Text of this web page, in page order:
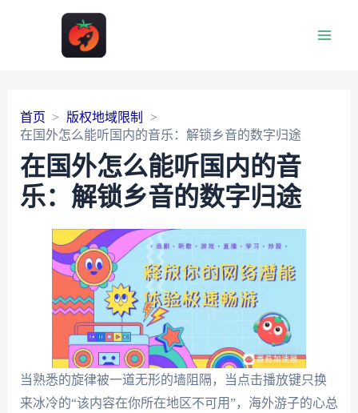
首页
版权地域限制
在国外怎么能听国内的音乐：解锁乡音的数字归途
在国外怎么能听国内的音
乐：解锁乡音的数字归途
当熟悉的旋律被一道无形的墙阻隔，当点击播放键只换
来冰冷的“该内容在你所在地区不可用”，海外游子的心总